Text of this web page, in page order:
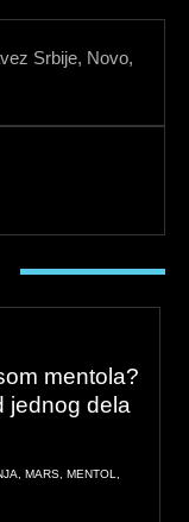
Srbije, Novo,
mentola?
jednog dela
, MARS, MENTOL,